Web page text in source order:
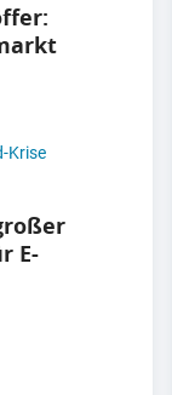
Krise
E-